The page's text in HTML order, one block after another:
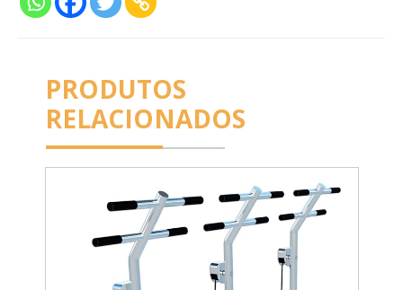
PRODUTOS
RELACIONADOS